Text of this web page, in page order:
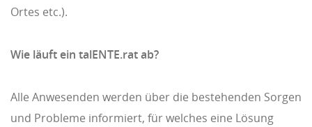
Ortes etc.).
Wie läuft ein talENTE.rat ab?
Alle Anwesenden werden über die bestehenden Sorgen
und Probleme informiert, für welches eine Lösung